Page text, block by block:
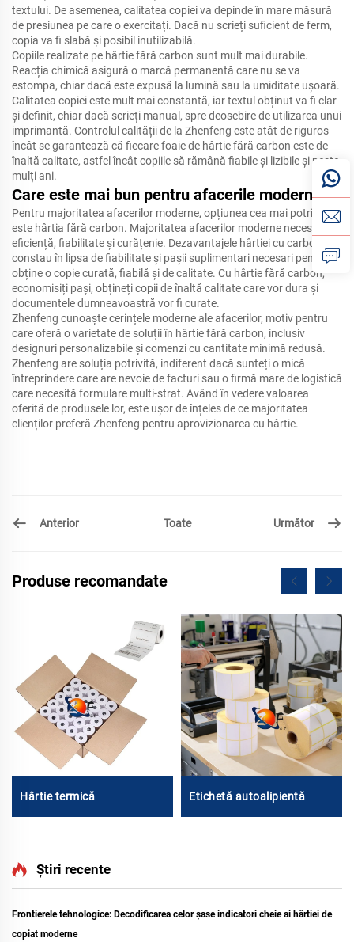
textului. De asemenea, calitatea copiei va depinde în mare măsură
de presiunea pe care o exercitați. Dacă nu scrieți suficient de ferm,
copia va fi slabă și posibil inutilizabilă.
Copiile realizate pe hârtie fără carbon sunt mult mai durabile.
Reacția chimică asigură o marcă permanentă care nu se va
estompa, chiar dacă este expusă la lumină sau la umiditate ușoară.
Calitatea copiei este mult mai constantă, iar textul obținut va fi clar
și definit, chiar dacă scrieți manual, spre deosebire de utilizarea unui
imprimantă. Controlul calității de la Zhenfeng este atât de riguros
încât se garantează că fiecare foaie de hârtie fără carbon este de
înaltă calitate, astfel încât copiile să rămână fiabile și lizibile și peste
mulți ani.
Care este mai bun pentru afacerile moderne
Pentru majoritatea afacerilor moderne, opțiunea cea mai potrivită
este hârtia fără carbon. Majoritatea afacerilor moderne necesită
eficiență, fiabilitate și curățenie. Dezavantajele hârtiei cu carbon
constau în lipsa de fiabilitate și pașii suplimentari necesari pentru a
obține o copie curată, fiabilă și de calitate. Cu hârtie fără carbon,
economisiți pași, obțineți copii de înaltă calitate care vor dura și
documentele dumneavoastră vor fi curate.
Zhenfeng cunoaște cerințele moderne ale afacerilor, motiv pentru
care oferă o varietate de soluții în hârtie fără carbon, inclusiv
designuri personalizabile și comenzi cu cantitate minimă redusă.
Zhenfeng are soluția potrivită, indiferent dacă sunteți o mică
întreprindere care are nevoie de facturi sau o firmă mare de logistică
care necesită formulare multi-strat. Având în vedere valoarea
oferită de produsele lor, este ușor de înțeles de ce majoritatea
clienților preferă Zhenfeng pentru aprovizionarea cu hârtie.
Anterior Toate Următor
Produse recomandate
Hârtie termică Etichetă autoalipientă
Știri recente
Frontierele tehnologice: Decodificarea celor șase indicatori cheie ai hârtiei de
copiat moderne